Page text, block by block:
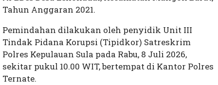
Tahun Anggaran 2021.
Pemindahan dilakukan oleh penyidik Unit III
Tindak Pidana Korupsi (Tipidkor) Satreskrim
Polres Kepulauan Sula pada Rabu, 8 Juli 2026,
sekitar pukul 10.00 WIT, bertempat di Kantor Polres
Ternate.